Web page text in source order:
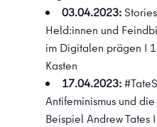
03.04.2023:
Held:innen und
im Digitalen prägen I
Kasten
17.04.2023:
Antifeminismus und
Beispiel Andrew Tates